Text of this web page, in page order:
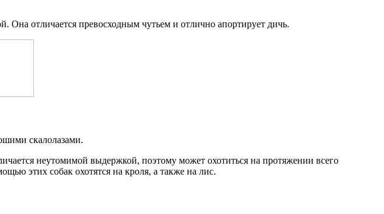
Она отличается превосходным чутьем и отлично апортирует дичь.
скалолазами.
неутомимой выдержкой, поэтому может охотиться на протяжении всего
этих собак охотятся на кроля, а также на лис.